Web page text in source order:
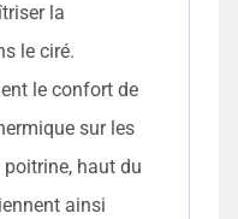
la
le ciré.
le confort de
sur les
haut du
ainsi